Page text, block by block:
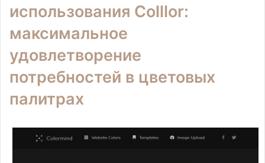
использования Colllor:
максимальное
удовлетворение
потребностей в цветовых
палитрах